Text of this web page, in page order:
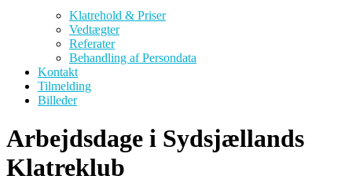
Klatrehold & Priser
Vedtægter
Referater
Behandling af Persondata
Kontakt
Tilmelding
Billeder
Arbejdsdage i Sydsjællands
Klatreklub